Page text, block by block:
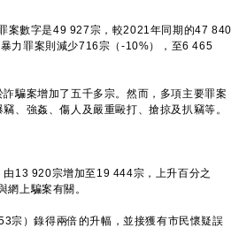
數字是49 927宗，較2021年同期的47 840
力罪案則減少716宗（-10%），至6 465
案增加了五千多宗。然而，多項主要罪案
、強姦、傷人及嚴重毆打、搶掠及扒竊等。
13 920宗增加至19 444宗，上升百分之
上騙案有關。
）錄得兩倍的升幅，並接獲有市民懷疑誤